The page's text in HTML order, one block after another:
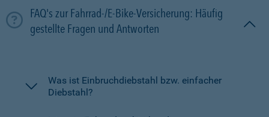
FAQ's zur Fahrrad-/E-Bike-Versicherung: Häufig
gestellte Fragen und Antworten
Was ist Einbruchdiebstahl bzw. einfacher
Diebstahl?